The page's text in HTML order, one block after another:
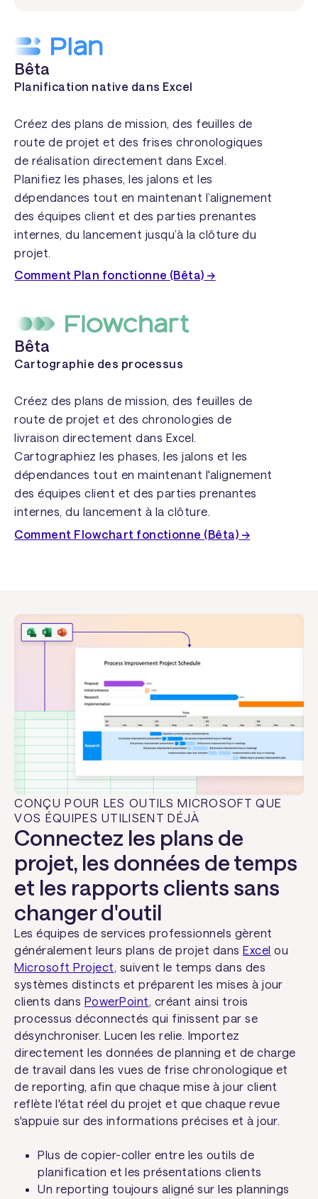
Bêta
Planification native dans Excel
Créez des plans de mission, des feuilles de
route de projet et des frises chronologiques
de réalisation directement dans Excel.
Planifiez les phases, les jalons et les
dépendances tout en maintenant l’alignement
des équipes client et des parties prenantes
internes, du lancement jusqu’à la clôture du
projet.
Comment Plan fonctionne (Bêta) →
Bêta
Cartographie des processus
Créez des plans de mission, des feuilles de
route de projet et des chronologies de
livraison directement dans Excel.
Cartographiez les phases, les jalons et les
dépendances tout en maintenant l'alignement
des équipes client et des parties prenantes
internes, du lancement à la clôture.
Comment Flowchart fonctionne (Bêta) →
CONÇU POUR LES OUTILS MICROSOFT QUE
VOS ÉQUIPES UTILISENT DÉJÀ
Connectez les plans de
projet, les données de temps
et les rapports clients sans
changer d'outil
Les équipes de services professionnels gèrent
généralement leurs plans de projet dansExcel ou
Microsoft Project , suivent le temps dans des
systèmes distincts et préparent les mises à jour
clients dans PowerPoint , créant ainsi trois
processus déconnectés qui finissent par se
désynchroniser. Lucen les relie. Importez
directement les données de planning et de charge
de travail dans les vues de frise chronologique et
de reporting, afin que chaque mise à jour client
reflète l'état réel du projet et que chaque revue
s'appuie sur des informations précises et à jour.
Plus de copier-coller entre les outils de
planification et les présentations clients
Un reporting toujours aligné sur les plannings